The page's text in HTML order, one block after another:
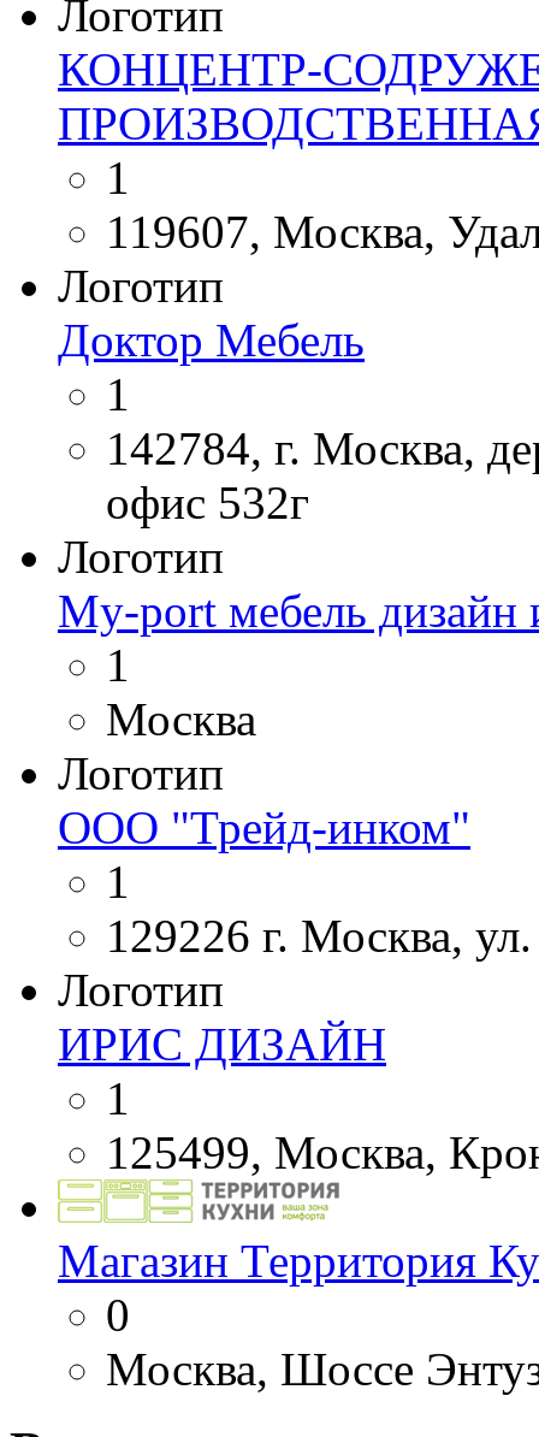
Логотип
КОНЦЕНТР-
1
119607, Москва,
Логотип
Доктор Мебель
1
142784, г. Москва,
офис 532г
Логотип
My-port мебель дизайн
1
Москва
Логотип
ООО "Трейд-инком"
1
129226 г. Москва,
Логотип
ИРИС ДИЗАЙН
1
125499, Москва,
Магазин Территория
0
Москва, Шоссе